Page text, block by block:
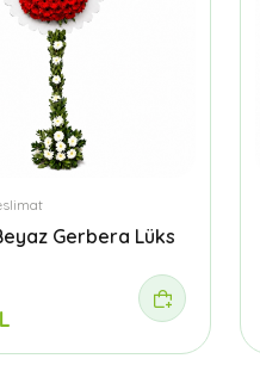
Gerbera Lüks